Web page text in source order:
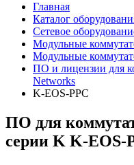
Главная
Каталог
Сетевое
Модульные
Модульные
ПО и лицензии для
Networks
K-EOS-PPC
ПО для
серии K K-EOS-